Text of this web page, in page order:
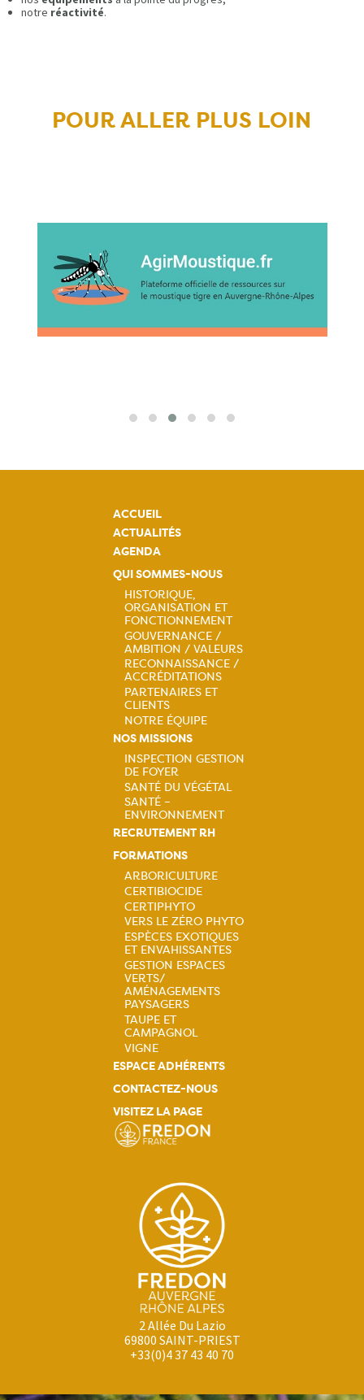
notre réactivité.
POUR ALLER PLUS LOIN
ACCUEIL
ACTUALITÉS
AGENDA
QUI SOMMES-NOUS
Navigation
principale
HISTORIQUE,
ORGANISATION ET
FONCTIONNEMENT
GOUVERNANCE /
AMBITION / VALEURS
RECONNAISSANCE /
ACCRÉDITATIONS
PARTENAIRES ET
CLIENTS
NOTRE ÉQUIPE
NOS MISSIONS
Navigation
principale
INSPECTION GESTION
DE FOYER
SANTÉ DU VÉGÉTAL
SANTÉ –
ENVIRONNEMENT
RECRUTEMENT RH
FORMATIONS
Navigation
principale
ARBORICULTURE
CERTIBIOCIDE
CERTIPHYTO
VERS LE ZÉRO PHYTO
ESPÈCES EXOTIQUES
ET ENVAHISSANTES
GESTION ESPACES
VERTS/
AMÉNAGEMENTS
PAYSAGERS
TAUPE ET
CAMPAGNOL
VIGNE
ESPACE ADHÉRENTS
CONTACTEZ-NOUS
VISITEZ LA PAGE
2 Allée Du Lazio
69800 SAINT-PRIEST
+33(0)4 37 43 40 70